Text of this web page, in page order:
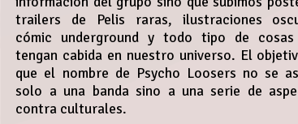
trailers de Pelis raras, ilustraciones
cómic underground y todo tipo de cosas
tengan cabida en nuestro universo. El
que el nombre de Psycho Loosers no se
solo a una banda sino a una serie de
contra culturales.